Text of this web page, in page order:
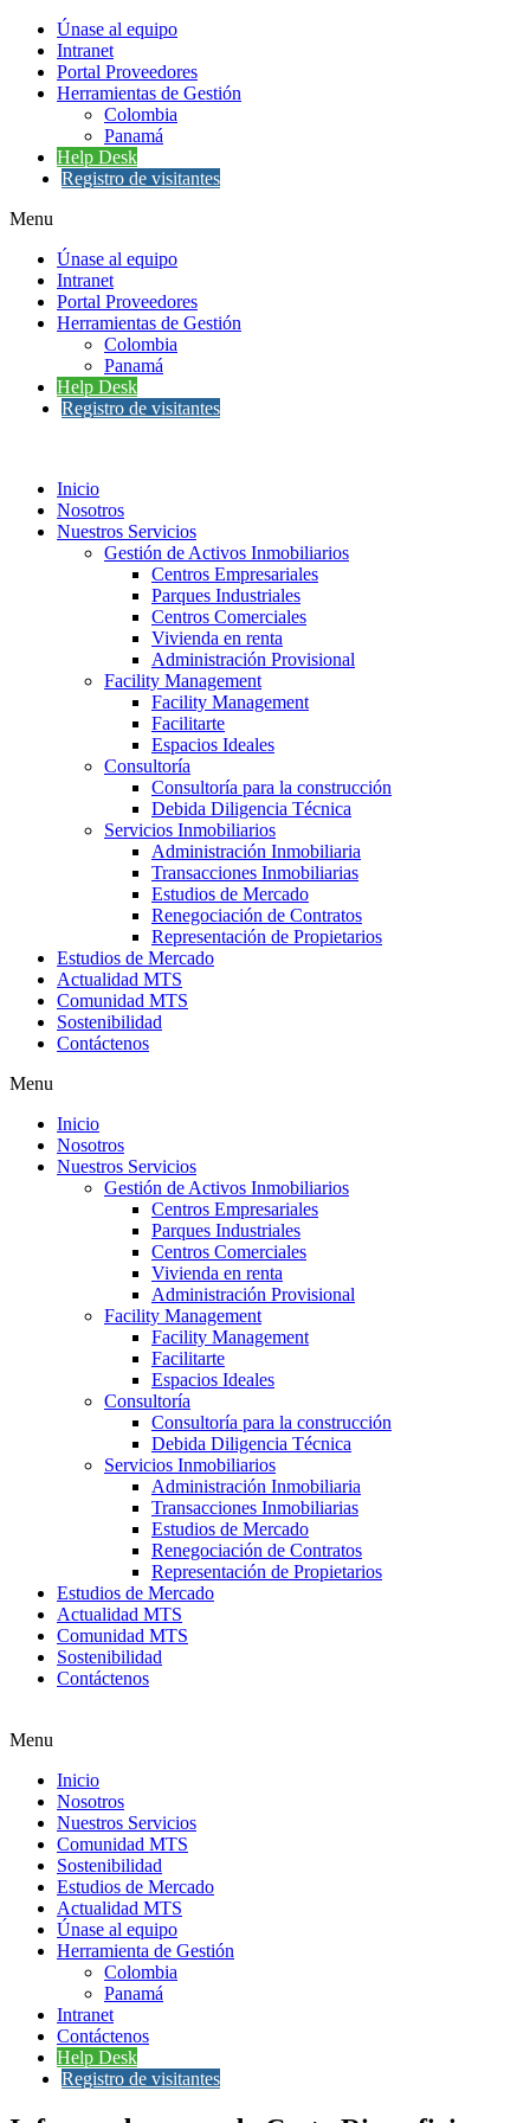
Únase al equipo
Intranet
Portal Proveedores
Herramientas de Gestión
Colombia
Panamá
Help Desk
Registro de visitantes
Menu
Únase al equipo
Intranet
Portal Proveedores
Herramientas de Gestión
Colombia
Panamá
Help Desk
Registro de visitantes
Inicio
Nosotros
Nuestros Servicios
Gestión de Activos Inmobiliarios
Centros Empresariales
Parques Industriales
Centros Comerciales
Vivienda en renta
Administración Provisional
Facility Management
Facility Management
Facilitarte
Espacios Ideales
Consultoría
Consultoría para la construcción
Debida Diligencia Técnica
Servicios Inmobiliarios
Administración Inmobiliaria
Transacciones Inmobiliarias
Estudios de Mercado
Renegociación de Contratos
Representación de Propietarios
Estudios de Mercado
Actualidad MTS
Comunidad MTS
Sostenibilidad
Contáctenos
Menu
Inicio
Nosotros
Nuestros Servicios
Gestión de Activos Inmobiliarios
Centros Empresariales
Parques Industriales
Centros Comerciales
Vivienda en renta
Administración Provisional
Facility Management
Facility Management
Facilitarte
Espacios Ideales
Consultoría
Consultoría para la construcción
Debida Diligencia Técnica
Servicios Inmobiliarios
Administración Inmobiliaria
Transacciones Inmobiliarias
Estudios de Mercado
Renegociación de Contratos
Representación de Propietarios
Estudios de Mercado
Actualidad MTS
Comunidad MTS
Sostenibilidad
Contáctenos
Menu
Inicio
Nosotros
Nuestros Servicios
Comunidad MTS
Sostenibilidad
Estudios de Mercado
Actualidad MTS
Únase al equipo
Herramienta de Gestión
Colombia
Panamá
Intranet
Contáctenos
Help Desk
Registro de visitantes